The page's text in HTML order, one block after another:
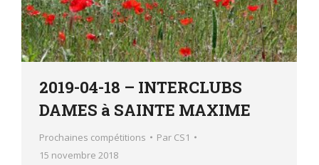
2019-04-18 – INTERCLUBS
DAMES à SAINTE MAXIME
Prochaines compétitions Par CS1
15 novembre 2018